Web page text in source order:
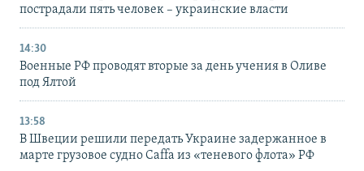
пострадали пять человек – украинские власти
14:30
Военные РФ проводят вторые за день учения в Оливе
под Ялтой
13:58
В Швеции решили передать Украине задержанное в
марте грузовое судно Caffa из «теневого флота» РФ